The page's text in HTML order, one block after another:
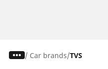
/ Car brands TVS